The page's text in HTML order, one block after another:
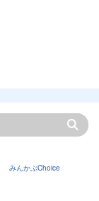
みんかぶChoice